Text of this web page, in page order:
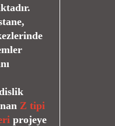
Z tipi
projeye